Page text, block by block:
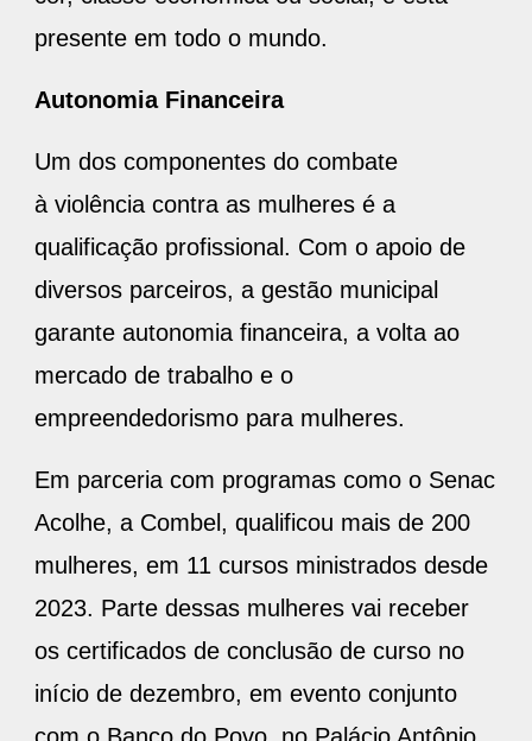
presente em todo o mundo.
Autonomia Financeira
Um dos componentes do combate
à violência contra as mulheres é a
qualificação profissional. Com o apoio de
diversos parceiros, a gestão municipal
garante autonomia financeira, a volta ao
mercado de trabalho e o
empreendedorismo para mulheres.
Em parceria com programas como o Senac
Acolhe, a Combel, qualificou mais de 200
mulheres, em 11 cursos ministrados desde
2023. Parte dessas mulheres vai receber
os certificados de conclusão de curso no
início de dezembro, em evento conjunto